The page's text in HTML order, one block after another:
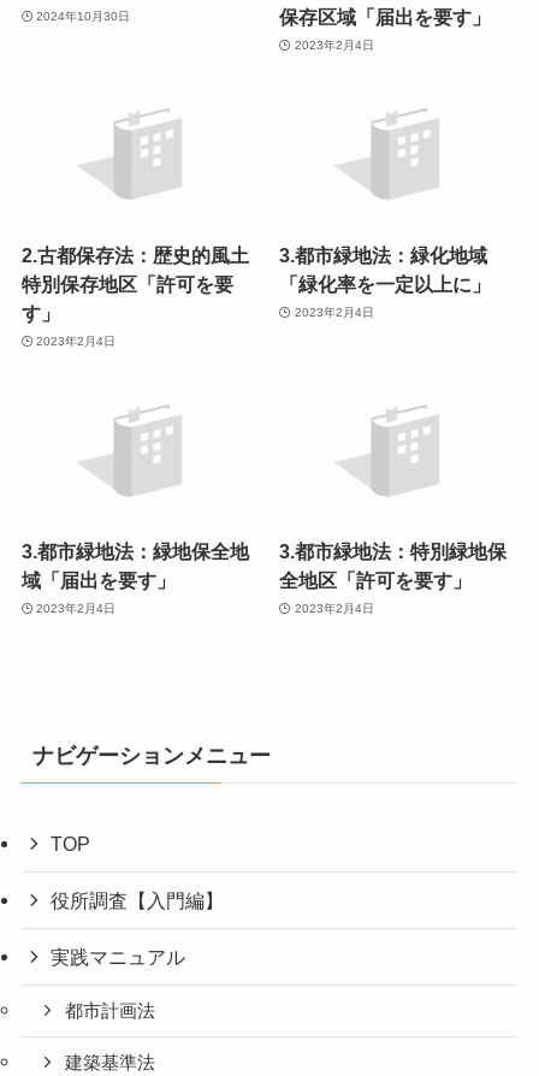
2024年10月30日
保存区域「届出を要す」
2023年2月4日
2.古都保存法：歴史的風土
特別保存地区「許可を要
す」
2023年2月4日
3.都市緑地法：緑化地域
「緑化率を一定以上に」
2023年2月4日
3.都市緑地法：緑地保全地
域「届出を要す」
2023年2月4日
3.都市緑地法：特別緑地保
全地区「許可を要す」
2023年2月4日
ナビゲーションメニュー
TOP
役所調査【入門編】
実践マニュアル
都市計画法
建築基準法